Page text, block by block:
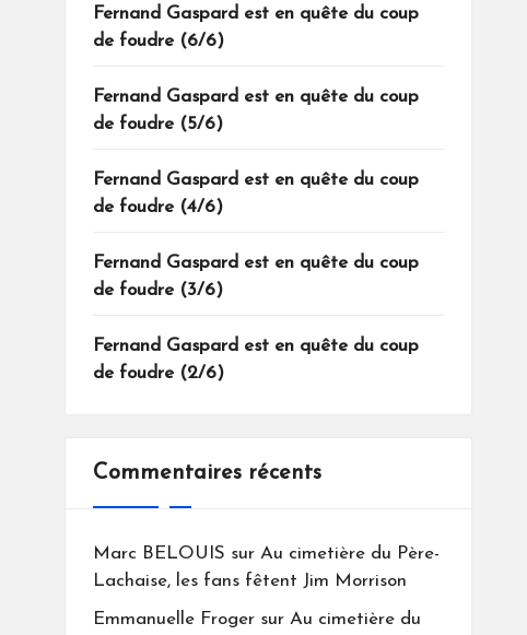
Fernand Gaspard est en quête du coup
de foudre (6/6)
Fernand Gaspard est en quête du coup
de foudre (5/6)
Fernand Gaspard est en quête du coup
de foudre (4/6)
Fernand Gaspard est en quête du coup
de foudre (3/6)
Fernand Gaspard est en quête du coup
de foudre (2/6)
Commentaires récents
Marc BELOUIS sur Au cimetière du Père-
Lachaise, les fans fêtent Jim Morrison
Emmanuelle Frogersur Au cimetière du